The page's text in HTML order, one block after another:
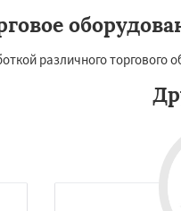
различного